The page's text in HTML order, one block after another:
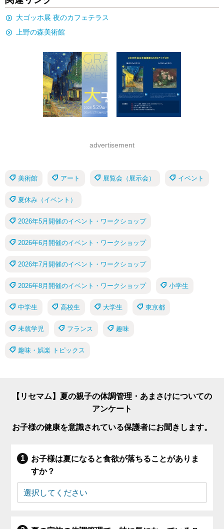
大ゴッホ展 夜のカフェテラス
上野の森美術館
advertisement
美術館 アート 展覧会（展示会） イベント
夏休み（イベント）
2026年5月開催のイベント・ワークショップ
2026年6月開催のイベント・ワークショップ
2026年7月開催のイベント・ワークショップ
2026年8月開催のイベント・ワークショップ 小学生
中学生 高校生 大学生 東京都
未就学児 フランス 趣味
趣味・娯楽 トピックス
【リセマム】夏の親子の体調管理・あまさけについての
アンケート
お子様の健康を意識されている保護者にお聞きします。
お子様は夏になると食欲が落ちることがありま
すか？